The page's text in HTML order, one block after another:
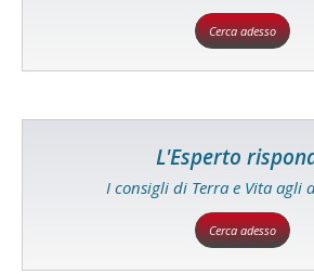
Cerca adesso
L'Esperto
I consigli di Terra e Vita agli
Cerca adesso